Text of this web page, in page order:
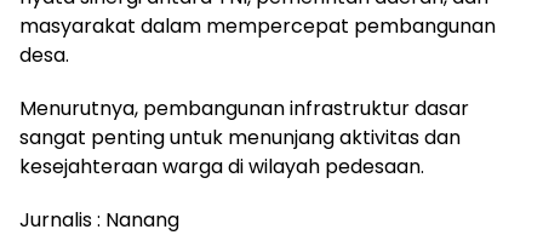
masyarakat dalam mempercepat pembangunan
desa.
Menurutnya, pembangunan infrastruktur dasar
sangat penting untuk menunjang aktivitas dan
kesejahteraan warga di wilayah pedesaan.
Jurnalis : Nanang